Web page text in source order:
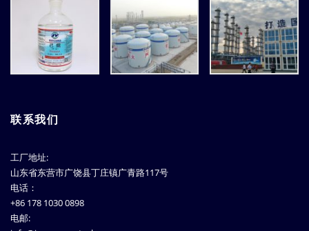
联系我们
工厂地址:
山东省东营市广饶县丁庄镇广青路117号
电话：
+86 178 1030 0898
电邮: